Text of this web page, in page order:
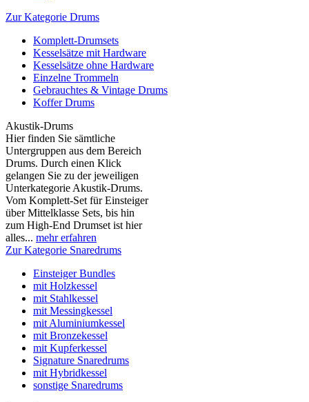
Zur Kategorie Drums
Komplett-Drumsets
Kesselsätze mit Hardware
Kesselsätze ohne Hardware
Einzelne Trommeln
Gebrauchtes & Vintage Drums
Koffer Drums
Akustik-Drums
Hier finden Sie sämtliche
Untergruppen aus dem Bereich
Drums. Durch einen Klick
gelangen Sie zu der jeweiligen
Unterkategorie Akustik-Drums.
Vom Komplett-Set für Einsteiger
über Mittelklasse Sets, bis hin
zum High-End Drumset ist hier
alles... mehr erfahren
Zur Kategorie Snaredrums
Einsteiger Bundles
mit Holzkessel
mit Stahlkessel
mit Messingkessel
mit Aluminiumkessel
mit Bronzekessel
mit Kupferkessel
Signature Snaredrums
mit Hybridkessel
sonstige Snaredrums